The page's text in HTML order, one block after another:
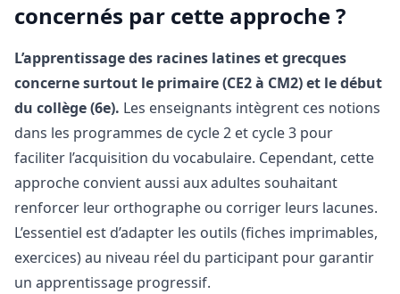
concernés par cette approche ?
L’apprentissage des racines latines et grecques
concerne surtout le primaire (CE2 à CM2) et le début
du collège (6e). Les enseignants intègrent ces notions
dans les programmes de cycle 2 et cycle 3 pour
faciliter l’acquisition du vocabulaire. Cependant, cette
approche convient aussi aux adultes souhaitant
renforcer leur orthographe ou corriger leurs lacunes.
L’essentiel est d’adapter les outils (fiches imprimables,
exercices) au niveau réel du participant pour garantir
un apprentissage progressif.